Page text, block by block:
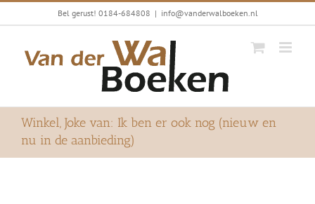
Ga
Bel gerust! 0184-684808 | info@vanderwalboeken.nl
Winkel, Joke van: Ik ben er ook nog (nieuw en
nu in de aanbieding)